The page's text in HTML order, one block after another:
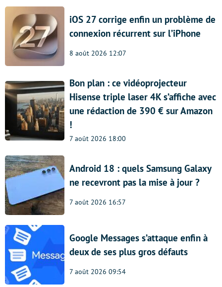
iOS 27 corrige enfin un problème de
connexion récurrent sur l’iPhone
8 août 2026 12:07
Bon plan : ce vidéoprojecteur
Hisense triple laser 4K s’affiche avec
une rédaction de 390 € sur Amazon
!
7 août 2026 18:00
Android 18 : quels Samsung Galaxy
ne recevront pas la mise à jour ?
7 août 2026 16:57
Google Messages s’attaque enfin à
deux de ses plus gros défauts
7 août 2026 09:54